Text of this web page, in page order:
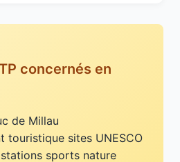
concernés en
de Millau
touristique sites UNESCO
sports nature